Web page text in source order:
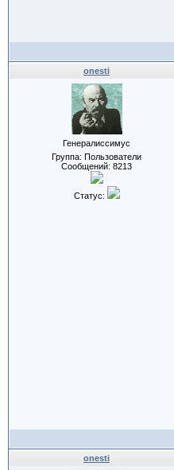
onesti
Генералиссимус
Группа: Пользователи
Сообщений: 8213
Статус:
onesti